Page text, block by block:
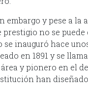
embargo y pese a
prestigio no se
se inauguró hace
en 1891 y se
y pionero en el
han diseñado